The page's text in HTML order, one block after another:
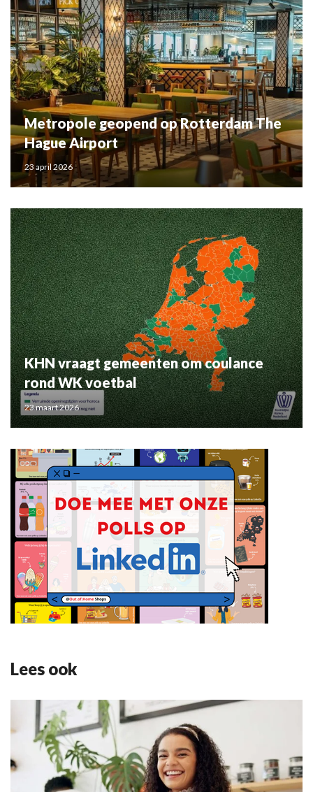
Metropole geopend op Rotterdam The
Hague Airport
23 april 2026
KHN vraagt gemeenten om coulance
rond WK voetbal
23 maart 2026
Lees ook